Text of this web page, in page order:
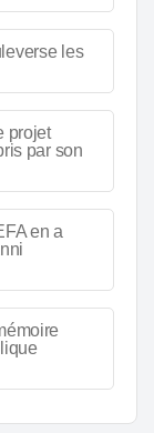
les
projet
par son
en a